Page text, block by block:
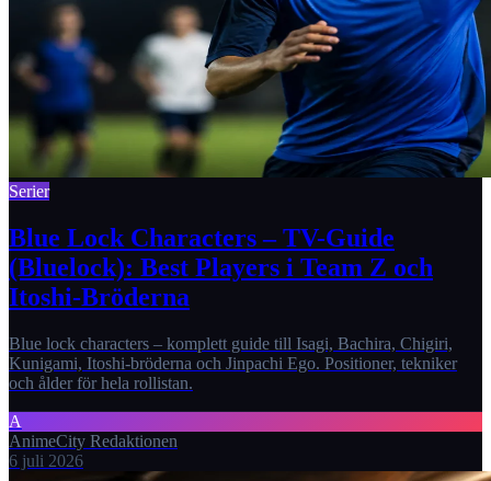
Serier
Blue Lock Characters – TV-Guide
(Bluelock): Best Players i Team Z och
Itoshi-Bröderna
Blue lock characters – komplett guide till Isagi, Bachira, Chigiri,
Kunigami, Itoshi-bröderna och Jinpachi Ego. Positioner, tekniker
och ålder för hela rollistan.
A
AnimeCity Redaktionen
6 juli 2026